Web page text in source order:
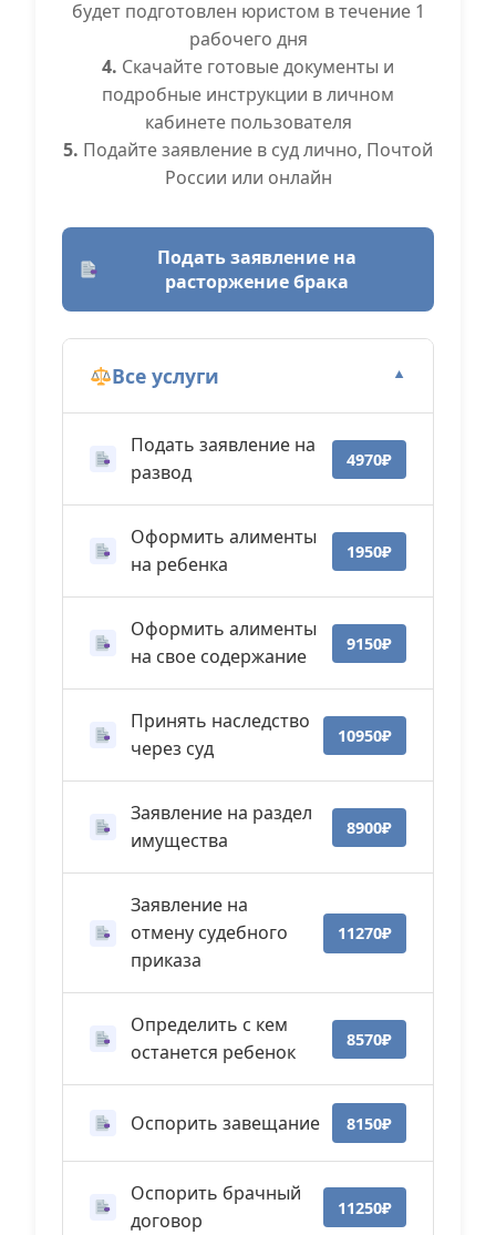
будет подготовлен юристом в течение 1
рабочего дня
4. Скачайте готовые документы и
подробные инструкции в личном
кабинете пользователя
5. Подайте заявление в суд лично, Почтой
России или онлайн
Подать заявление на
расторжение брака
Все услуги ▼
Подать заявление на
развод
4970₽
Оформить алименты
на ребенка
1950₽
Оформить алименты
на свое содержание
9150₽
Принять наследство
через суд
10950₽
Заявление на раздел
имущества
8900₽
Заявление на
отмену судебного
приказа
11270₽
Определить с кем
останется ребенок
8570₽
Оспорить завещание 8150₽
Оспорить брачный
договор
11250₽